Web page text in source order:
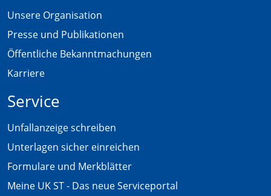
Unsere Organisation
Presse und Publikationen
Öffentliche Bekanntmachungen
Karriere
Service
Unfallanzeige schreiben
Unterlagen sicher einreichen
Formulare und Merkblätter
Meine UK ST - Das neue Serviceportal